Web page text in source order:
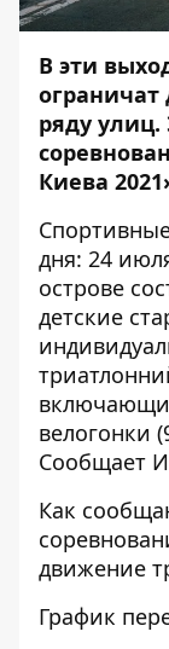
В эти
ряду улиц.
Киева
дня: 24
острове
детские
велогонки
Сообщает
Как
движение
График